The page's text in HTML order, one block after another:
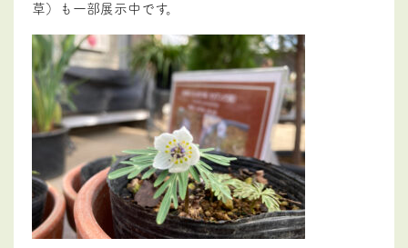
草）も一部展示中です。